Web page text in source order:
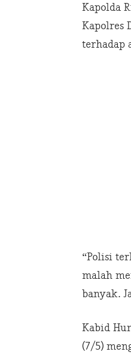
Kapolda
Kapolres
terhadap
“Polisi
malah
banyak.
Kabid
(7/5)